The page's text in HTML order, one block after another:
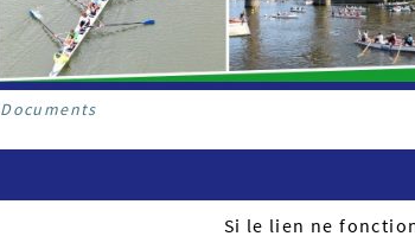
Documents
Si le lien ne